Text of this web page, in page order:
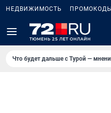
НЕДВИЖИМОСТЬ ПРОМОКОДЫ
Что будет дальше с Турой —